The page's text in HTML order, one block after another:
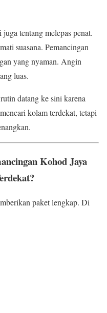
tentang melepas penat.
suasana. Pemancingan
yang nyaman. Angin
luas.
datang ke sini karena
kolam terdekat, tetapi
Kohod Jaya
paket lengkap. Di